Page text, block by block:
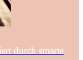
durch smarte